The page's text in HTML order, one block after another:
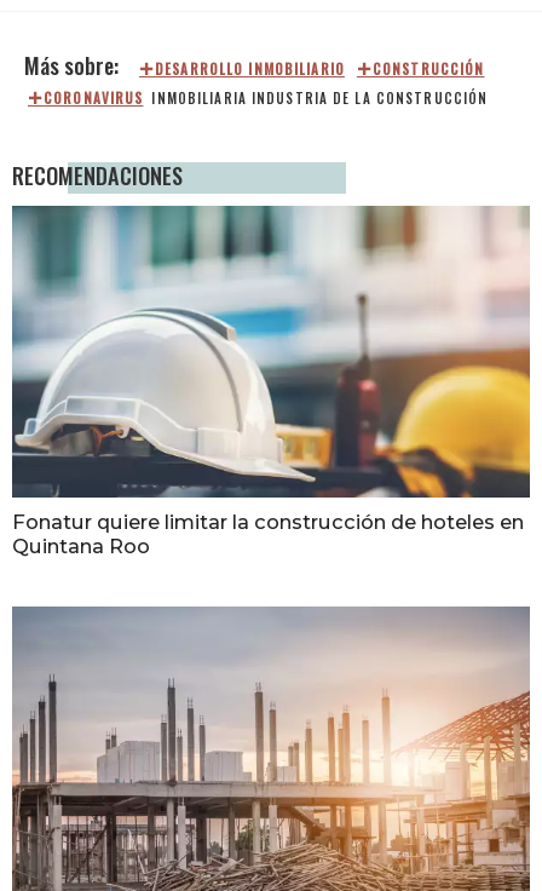
DESARROLLO INMOBILIARIO
CONSTRUCCIÓN
CORONAVIRUS INMOBILIARIA INDUSTRIA DE LA CONSTRUCCIÓN
RECOMENDACIONES
Fonatur quiere limitar la construcción de hoteles en
Quintana Roo